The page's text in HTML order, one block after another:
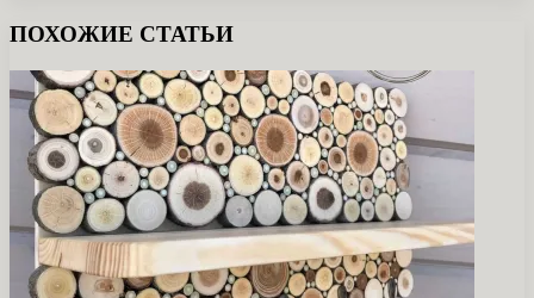
ПОХОЖИЕ СТАТЬИ